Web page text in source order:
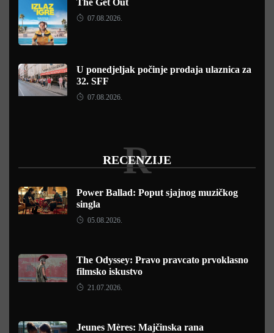
07.08.2026.
U ponedjeljak počinje prodaja ulaznica za
32. SFF
07.08.2026.
RECENZIJE
R
Power Ballad: Poput sjajnog muzičkog
singla
05.08.2026.
The Odyssey: Pravo pravcato prvoklasno
filmsko iskustvo
21.07.2026.
Jeunes Mères: Majčinska rana